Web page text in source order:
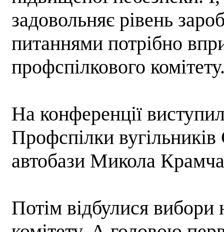
задовольняє рівень
питаннями потрібно
профспілкового
На конференції
Профспілки
автобази Микола
Потім відбулися вибори